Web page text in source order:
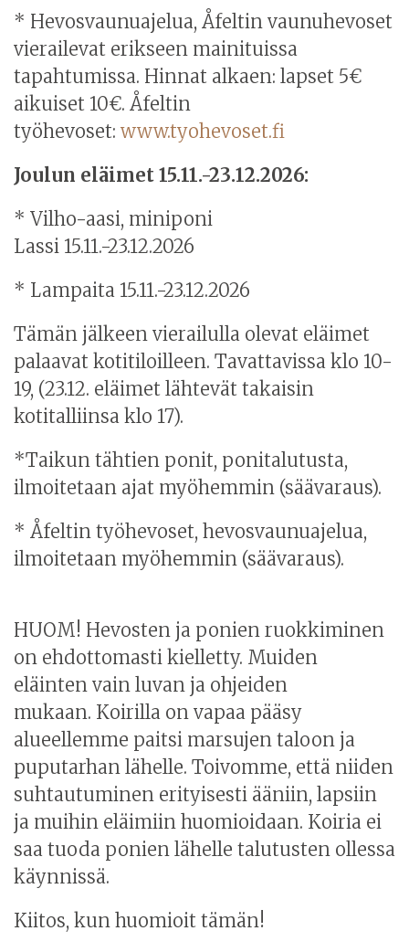
* Hevosvaunuajelua, Åfeltin vaunuhevoset
vierailevat erikseen mainituissa
tapahtumissa. Hinnat alkaen: lapset 5€
aikuiset 10€. Åfeltin
työhevoset: www.tyohevoset.fi
Joulun eläimet 15.11.-23.12.2026:
* Vilho-aasi, miniponi
Lassi 15.11.-23.12.2026
* Lampaita 15.11.-23.12.2026
Tämän jälkeen vierailulla olevat eläimet
palaavat kotitiloilleen. Tavattavissa klo 10-
19, (23.12. eläimet lähtevät takaisin
kotitalliinsa klo 17).
*Taikun tähtien ponit, ponitalutusta,
ilmoitetaan ajat myöhemmin (säävaraus).
* Åfeltin työhevoset, hevosvaunuajelua,
ilmoitetaan myöhemmin (säävaraus).
HUOM! Hevosten ja ponien ruokkiminen
on ehdottomasti kielletty. Muiden
eläinten vain luvan ja ohjeiden
mukaan. Koirilla on vapaa pääsy
alueellemme paitsi marsujen taloon ja
puputarhan lähelle. Toivomme, että niiden
suhtautuminen erityisesti ääniin, lapsiin
ja muihin eläimiin huomioidaan. Koiria ei
saa tuoda ponien lähelle talutusten ollessa
käynnissä.
Kiitos, kun huomioit tämän!